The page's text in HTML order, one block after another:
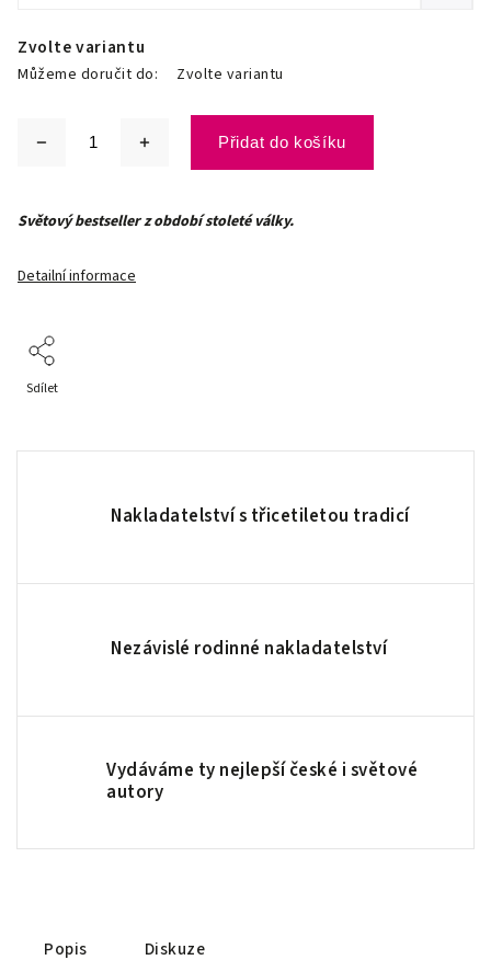
Zvolte variantu
Můžeme doručit do: Zvolte variantu
Přidat do košíku
Světový bestseller z období stoleté války.
Detailní informace
Sdílet
Nakladatelství s třicetiletou tradicí
Nezávislé rodinné nakladatelství
Vydáváme ty nejlepší české i světové
autory
Popis Diskuze